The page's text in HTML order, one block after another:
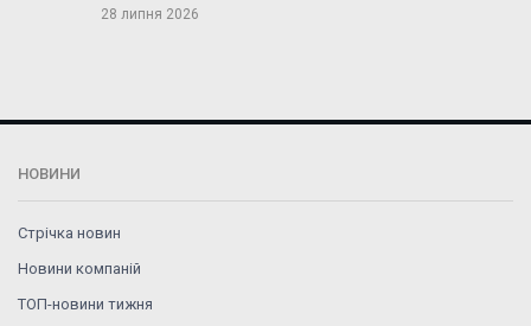
28 липня 2026
НОВИНИ
Стрічка новин
Новини компаній
ТОП-новини тижня